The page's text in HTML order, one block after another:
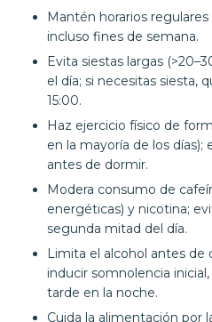
Mantén horarios
incluso fines de semana.
Evita siestas largas
el día; si necesitas siesta,
15:00.
Haz ejercicio físico de
en la mayoría de los
antes de dormir.
Modera consumo de
energéticas) y nicotina;
segunda mitad del día.
Limita el alcohol antes de
inducir somnolencia
tarde en la noche.
Cuida la alimentación por